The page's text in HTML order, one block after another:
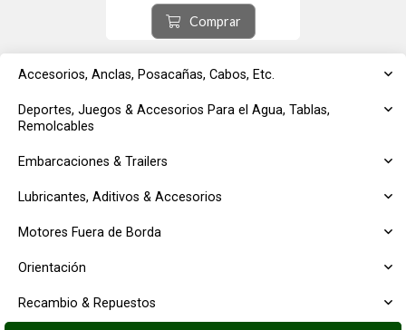
Accesorios, Anclas, Posacañas, Cabos, Etc.
Deportes, Juegos & Accesorios Para el Agua, Tablas,
Remolcables
Embarcaciones & Trailers
Lubricantes, Aditivos & Accesorios
Motores Fuera de Borda
Orientación
Recambio & Repuestos
por minuto.
No incluye pilas (3 pilas D)
Comprar